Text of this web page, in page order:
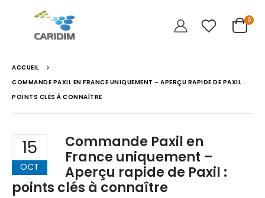
0
ACCUEIL
COMMANDE PAXIL EN FRANCE UNIQUEMENT – APERÇU RAPIDE DE PAXIL :
POINTS CLÉS À CONNAÎTRE
15
OCT
Commande Paxil en
France uniquement –
Aperçu rapide de Paxil :
points clés à connaître